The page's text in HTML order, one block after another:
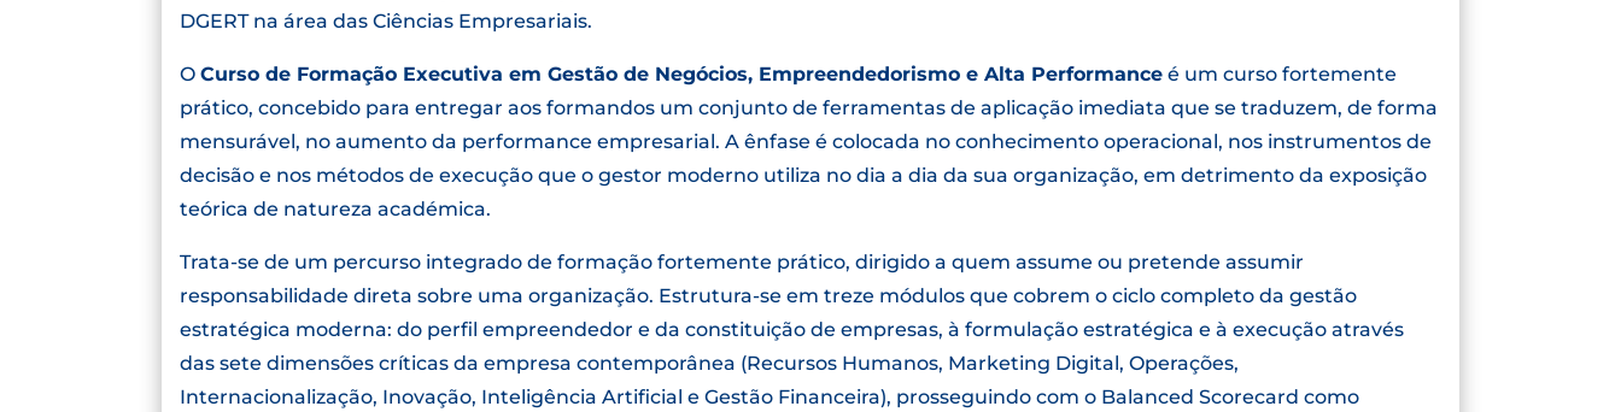
DGERT na área das Ciências Empresariais.
OCurso de Formação Executiva em Gestão de Negócios, Empreendedorismo e Alta Performance é um curso fortemente
prático, concebido para entregar aos formandos um conjunto de ferramentas de aplicação imediata que se traduzem, de forma
mensurável, no aumento da performance empresarial. A ênfase é colocada no conhecimento operacional, nos instrumentos de
decisão e nos métodos de execução que o gestor moderno utiliza no dia a dia da sua organização, em detrimento da exposição
teórica de natureza académica.
Trata-se de um percurso integrado de formação fortemente prático, dirigido a quem assume ou pretende assumir
responsabilidade direta sobre uma organização. Estrutura-se em treze módulos que cobrem o ciclo completo da gestão
estratégica moderna: do perfil empreendedor e da constituição de empresas, à formulação estratégica e à execução através
das sete dimensões críticas da empresa contemporânea (Recursos Humanos, Marketing Digital, Operações,
Internacionalização, Inovação, Inteligência Artificial e Gestão Financeira), prosseguindo com o Balanced Scorecard como